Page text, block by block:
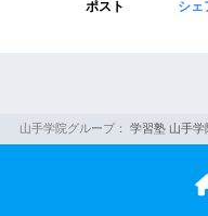
ポスト シェ
山手学院グループ： 学習塾 山手学